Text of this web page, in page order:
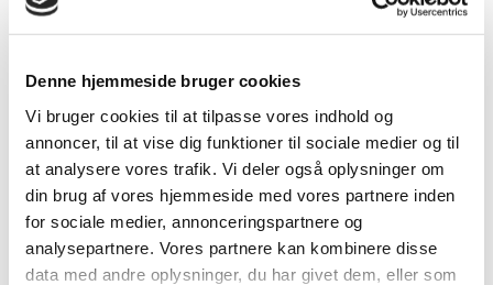
Denne hjemmeside bruger cookies
Vi bruger cookies til at tilpasse vores indhold og
annoncer, til at vise dig funktioner til sociale medier og til
at analysere vores trafik. Vi deler også oplysninger om
din brug af vores hjemmeside med vores partnere inden
for sociale medier, annonceringspartnere og
analysepartnere. Vores partnere kan kombinere disse
data med andre oplysninger, du har givet dem, eller som
brugte døre og vinduer, men vi har også andre
byggematerialer. Vi har materialer med charme og
kvalitet til gode priser og noget til enhver smag.
Kontakt